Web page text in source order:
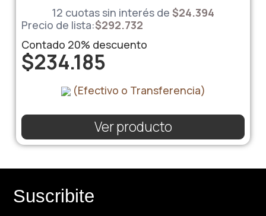
12 cuotas sin interés de $24.394
Precio de lista:$292.732
Contado 20% descuento
$234.185
(Efectivo o Transferencia)
Ver producto
Suscribite